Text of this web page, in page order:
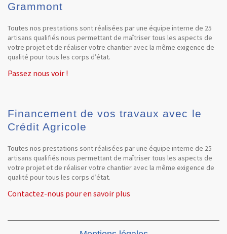
Grammont
Toutes nos prestations sont réalisées par une équipe interne de 25
artisans qualifiés nous permettant de maîtriser tous les aspects de
votre projet et de réaliser votre chantier avec la même exigence de
qualité pour tous les corps d’état.
Passez nous voir !
Financement de vos travaux avec le
Crédit Agricole
Toutes nos prestations sont réalisées par une équipe interne de 25
artisans qualifiés nous permettant de maîtriser tous les aspects de
votre projet et de réaliser votre chantier avec la même exigence de
qualité pour tous les corps d’état.
Contactez-nous pour en savoir plus